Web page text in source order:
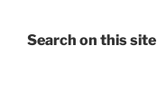
Search on this site